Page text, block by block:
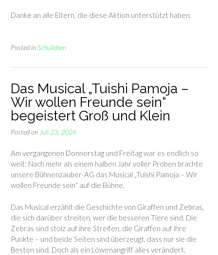
Danke an alle Eltern, die diese Aktion unterstützt haben.
Posted inSchulleben
Das Musical „Tuishi Pamoja –
Wir wollen Freunde sein“
begeistert Groß und Klein
Posted on Juli 23, 2026
Am vergangenen Donnerstag und Freitag war es endlich so
weit: Nach mehr als einem halben Jahr voller Proben brachte
unsere Bühnenzauber-AG das Musical „Tuishi Pamoja – Wir
wollen Freunde sein“ auf die Bühne.
Das Musical erzählt die Geschichte von Giraffen und Zebras,
die sich darüber streiten, wer die besseren Tiere sind. Die
Zebras sind stolz auf ihre Streifen, die Giraffen auf ihre
Punkte – und beide Seiten sind überzeugt, dass nur sie die
Besten sind. Doch als ein Löwenangriff alles verändert,